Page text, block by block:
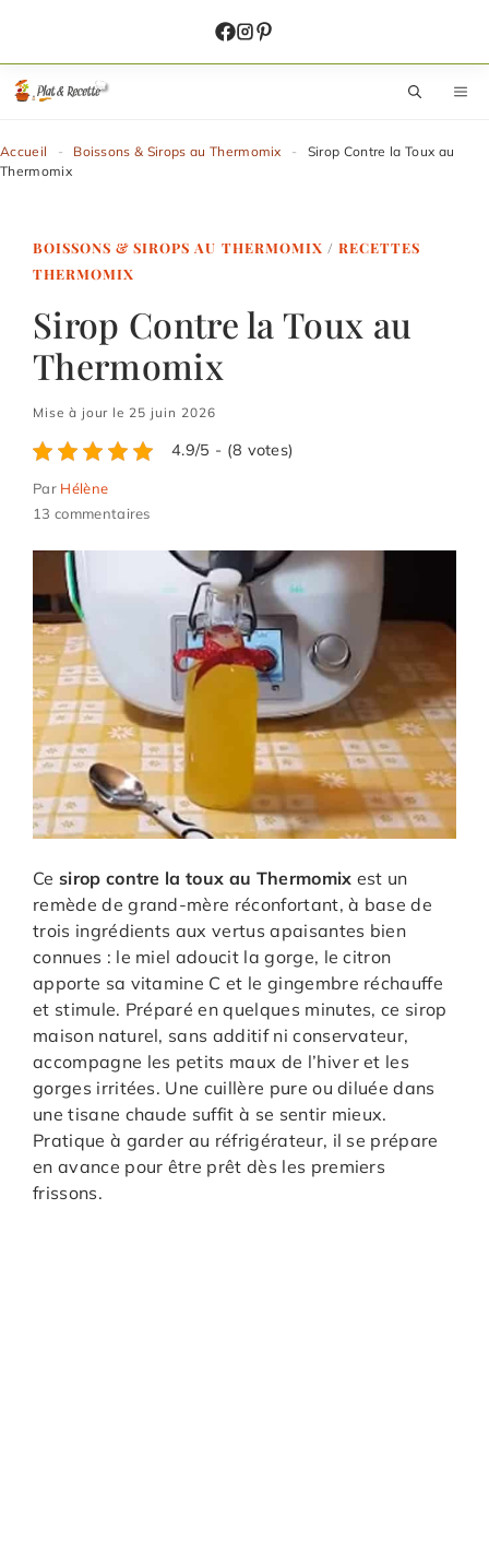
contenu
Accueil - Boissons & Sirops au Thermomix -
Sirop Contre la Toux au
Thermomix
BOISSONS & SIROPS AU THERMOMIX / RECETTES
THERMOMIX
Sirop Contre la Toux au
Thermomix
Mise à jour le 25 juin 2026
4.9/5 - (8 votes)
Par Hélène
13 commentaires
Ce sirop contre la toux au Thermomix est un
remède de grand-mère réconfortant, à base de
trois ingrédients aux vertus apaisantes bien
connues : le miel adoucit la gorge, le citron
apporte sa vitamine C et le gingembre réchauffe
et stimule. Préparé en quelques minutes, ce sirop
maison naturel, sans additif ni conservateur,
accompagne les petits maux de l’hiver et les
gorges irritées. Une cuillère pure ou diluée dans
une tisane chaude suffit à se sentir mieux.
Pratique à garder au réfrigérateur, il se prépare
en avance pour être prêt dès les premiers
frissons.